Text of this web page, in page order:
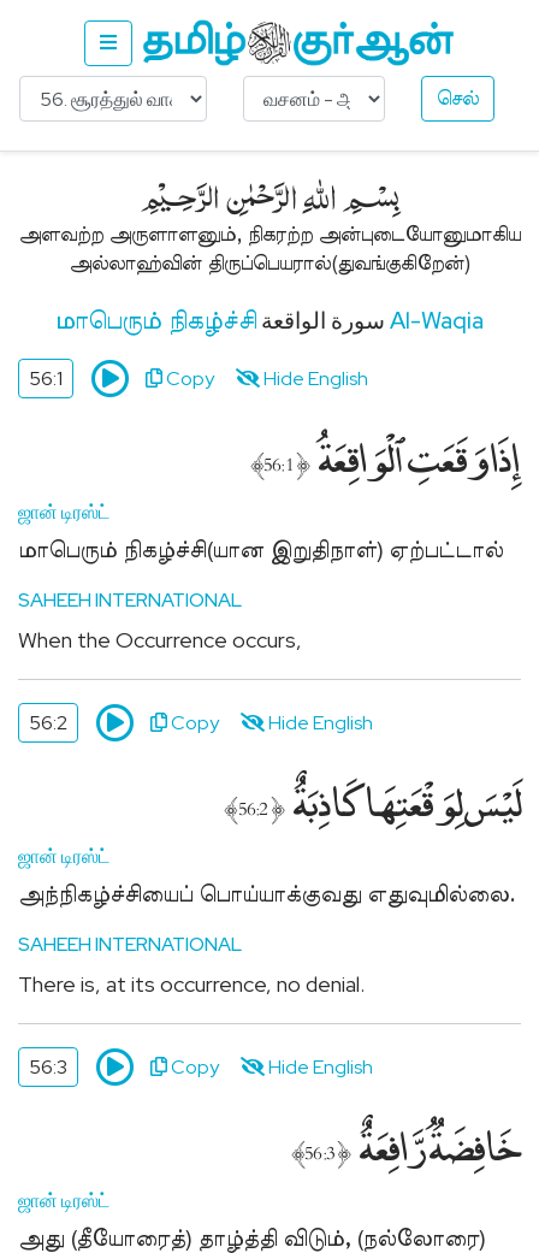
Ask
About
பற்றி
கேளுங்கள்
Quran
(Non-
(பிற
மதத்தினர்)
Quran
for
குர்ஆன்
Fasting
for
Non-
Muslims
நோற்கும்
முறை
பிற
மதத்தினருக்கு
உங்கள்
பள்ளிவாசலை
செல்
﷽
அளவற்ற அருளாளனும், நிகரற்ற அன்புடையோனுமாகிய
அல்லாஹ்வின் திருப்பெயரால்(துவங்குகிறேன்)
மாபெரும் நிகழ்ச்சி سورة الواقعةAl-Waqia
56:1 Copy Hide English
إِذَا وَقَعَتِ ٱلْوَاقِعَةُ﴿56:1﴾
ஜான் டிரஸ்ட்
மாபெரும் நிகழ்ச்சி(யான இறுதிநாள்) ஏற்பட்டால்
SAHEEH INTERNATIONAL
When the Occurrence occurs,
56:2 Copy Hide English
لَيْسَ لِوَقْعَتِهَا كَاذِبَةٌ ﴿56:2﴾
ஜான் டிரஸ்ட்
அந்நிகழ்ச்சியைப் பொய்யாக்குவது எதுவுமில்லை.
SAHEEH INTERNATIONAL
There is, at its occurrence, no denial.
56:3 Copy Hide English
خَافِضَةٌۭ رَّافِعَةٌ ﴿56:3﴾
ஜான் டிரஸ்ட்
அது (தீயோரைத்) தாழ்த்தி விடும், (நல்லோரை)